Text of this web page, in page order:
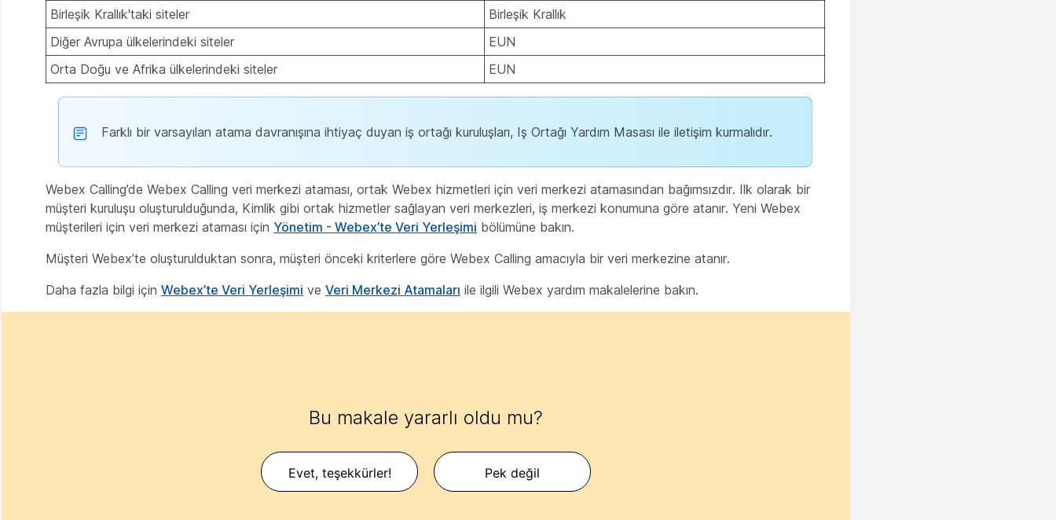
Birleşik Krallık'taki siteler
Birleşik Krallık
Diğer Avrupa ülkelerindeki siteler
EUN
Orta Doğu ve Afrika ülkelerindeki siteler
EUN
Farklı bir varsayılan atama davranışına ihtiyaç duyan iş ortağı kuruluşları, Iş Ortağı Yardım Masası ile iletişim kurmalıdır.
Webex Calling’de Webex Calling veri merkezi ataması, ortak Webex hizmetleri için veri merkezi atamasından bağımsızdır. Ilk olarak bir
müşteri kuruluşu oluşturulduğunda, Kimlik gibi ortak hizmetler sağlayan veri merkezleri, iş merkezi konumuna göre atanır. Yeni Webex
müşterileri için veri merkezi ataması için Yönetim - Webex’te Veri Yerleşimi bölümüne bakın.
Müşteri Webex’te oluşturulduktan sonra, müşteri önceki kriterlere göre Webex Calling amacıyla bir veri merkezine atanır.
Daha fazla bilgi için Webex’te Veri Yerleşimi ve Veri Merkezi Atamaları ile ilgili Webex yardım makalelerine bakın.
Bu makale yararlı oldu mu?
Evet, teşekkürler! Pek değil